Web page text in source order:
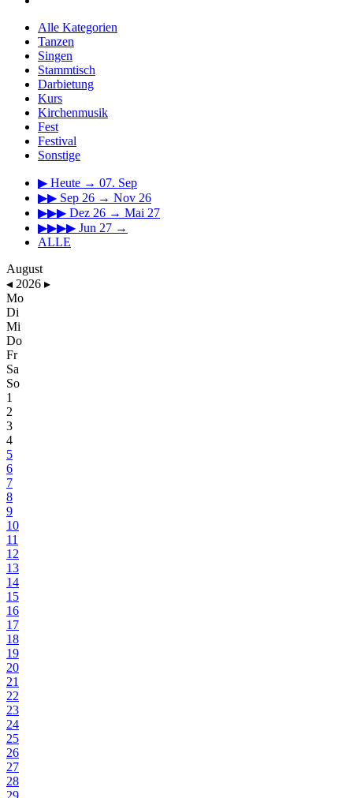
Alle Kategorien
Tanzen
Singen
Stammtisch
Darbietung
Kurs
Kirchenmusik
Fest
Festival
Sonstige
▶ Heute → 07. Sep
▶▶ Sep 26 → Nov 26
▶▶▶ Dez 26 → Mai 27
▶▶▶▶ Jun 27 →
ALLE
August
◂ 2026 ▸
Mo
Di
Mi
Do
Fr
Sa
So
1
2
3
4
5
6
7
8
9
10
11
12
13
14
15
16
17
18
19
20
21
22
23
24
25
26
27
28
29